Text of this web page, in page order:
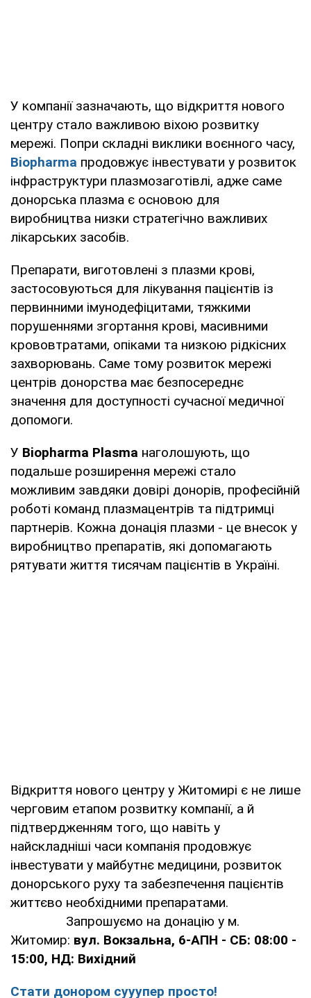
У компанії зазначають, що відкриття нового
центру стало важливою віхою розвитку
мережі. Попри складні виклики воєнного часу,
Biopharma продовжує інвестувати у розвиток
інфраструктури плазмозаготівлі, адже саме
донорська плазма є основою для
виробництва низки стратегічно важливих
лікарських засобів.
Препарати, виготовлені з плазми крові,
застосовуються для лікування пацієнтів із
первинними імунодефіцитами, тяжкими
порушеннями згортання крові, масивними
крововтратами, опіками та низкою рідкісних
захворювань. Саме тому розвиток мережі
центрів донорства має безпосереднє
значення для доступності сучасної медичної
допомоги.
У Biopharma Plasma наголошують, що
подальше розширення мережі стало
можливим завдяки довірі донорів, професійній
роботі команд плазмацентрів та підтримці
партнерів. Кожна донація плазми - це внесок у
виробництво препаратів, які допомагають
рятувати життя тисячам пацієнтів в Україні.
Відкриття нового центру у Житомирі є не лише
черговим етапом розвитку компанії, а й
підтвердженням того, що навіть у
найскладніші часи компанія продовжує
інвестувати у майбутнє медицини, розвиток
донорського руху та забезпечення пацієнтів
життєво необхідними препаратами.
Запрошуємо на донацію у м.
Житомир: вул. Вокзальна, 6-АПН - СБ: 08:00 -
15:00, НД: Вихідний
Стати донором сууупер просто!